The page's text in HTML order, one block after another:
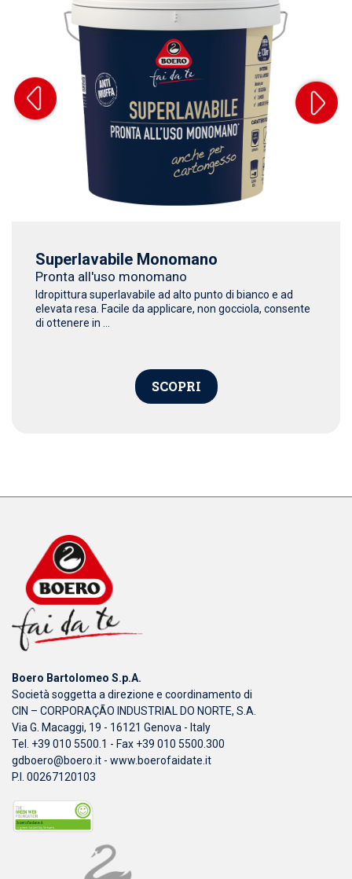
Superlavabile Monomano
Pronta all'uso monomano
Idropittura superlavabile ad alto punto di bianco e ad
elevata resa. Facile da applicare, non gocciola, consente
di ottenere in ...
SCOPRI
Boero Bartolomeo S.p.A.
Società soggetta a direzione e coordinamento di
CIN – CORPORAÇÃO INDUSTRIAL DO NORTE, S.A.
Via G. Macaggi, 19 - 16121 Genova - Italy
Tel. +39 010 5500.1 - Fax +39 010 5500.300
gdboero@boero.it - www.boerofaidate.it
P.I. 00267120103